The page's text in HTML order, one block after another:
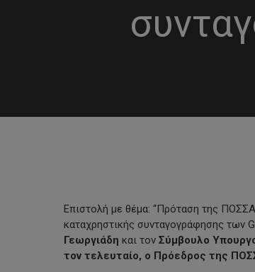
Επιστολή με θέμα: “Πρόταση της
καταχρηστικής συνταγογράφησης των
Γεωργιάδη και τον Σύμβουλο
τον τελευταίο, ο Πρόεδρος της